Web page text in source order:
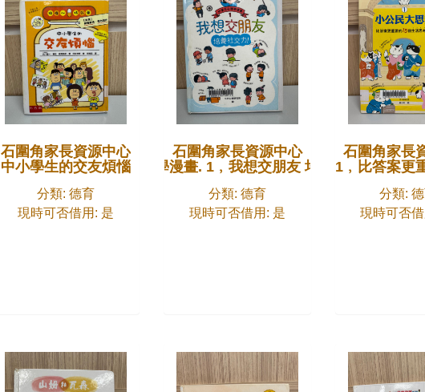
石圍角家長資源中心
中小學生的交友煩惱
分類: 德育
現時可否借用: 是
石圍角家長資源中心
小學生心理學漫畫. 1﹐我想交朋友 培養社交力﹗
分類: 德育
現時可否借用: 是
石圍角家長
小公民大思辨. 1﹐比答案更
分類:
現時可否